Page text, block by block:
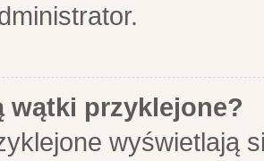
wątki przyklejone?
wyświetlają